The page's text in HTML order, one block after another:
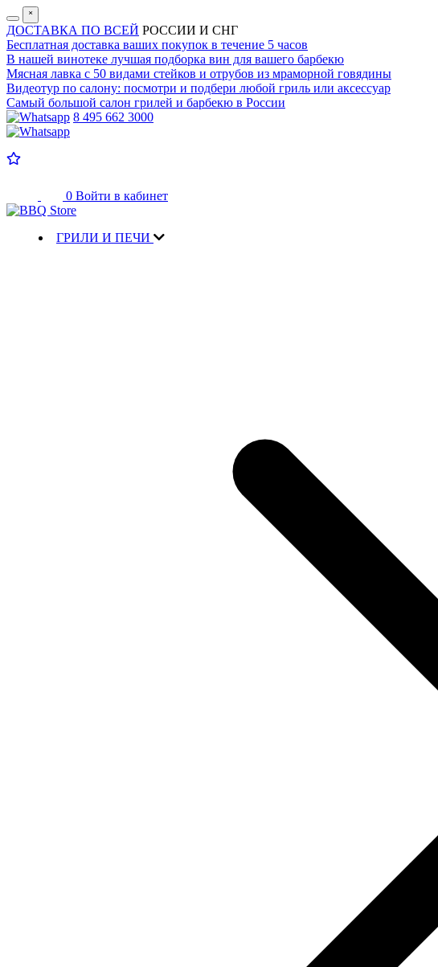
˟
ДОСТАВКА ПО ВСЕЙ РОССИИ И СНГ
Бесплатная доставка ваших покупок в течение 5 часов
В нашей винотеке лучшая подборка вин для вашего барбекю
Мясная лавка с 50 видами стейков и отрубов из мраморной говядины
Видеотур по салону: посмотри и подбери любой гриль или аксессуар
Самый большой салон грилей и барбекю в России
8 495 662 3000
0 Войти в кабинет
ГРИЛИ И ПЕЧИ